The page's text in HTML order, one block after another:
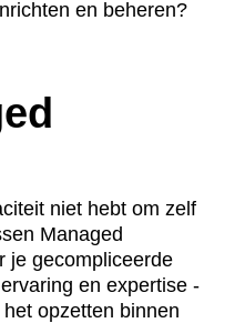
en beheren?
niet hebt om zelf
Managed
je gecompliceerde
en expertise -
opzetten binnen